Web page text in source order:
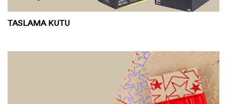
TASLAMA KUTU